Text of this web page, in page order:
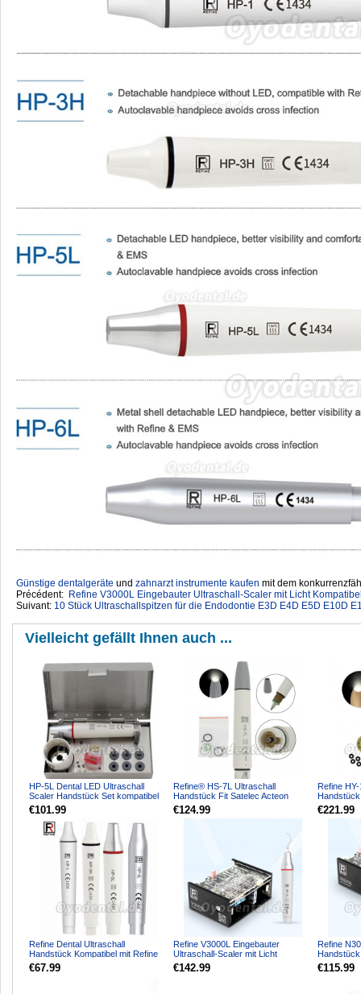
Günstige dentalgeräte ‎ und zahnarzt instrumente kaufen mit dem
Précédent: Refine V3000L Eingebauter Ultraschall-Scaler mit Licht
Suivant: 10 Stück Ultraschallspitzen für die Endodontie E3D E4D E5D E10D
Vielleicht gefällt Ihnen auch ...
HP-5L Dental LED Ultraschall
Scaler Handstück Set kompatibel
mit EMS PIEZON LED ...
€101.99
Refine® HS-7L Ultraschall
Handstück Fit Satelec Acteon
Suprasson P5 LED P5XS LED...
€124.99
Refine
Handstück
Acteon P5
€221.99
Refine Dental Ultraschall
Handstück Kompatibel mit Refine
& EMS
€67.99
Refine V3000L Eingebauter
Ultraschall-Scaler mit Licht
Kompatibel mit SATELEC Wo...
€142.99
Refine
€115.99